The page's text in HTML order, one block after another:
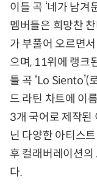
이틀 곡 ‘네가 남겨
멤버들은 희망찬
가 부풀어 오르면
으며, 11위에 랭크
틀 곡 ‘Lo Siento’(
드 라틴 차트에 이
3개 국어로 제작된
닌 다양한 아티스
후 컬래버레이션의
다.